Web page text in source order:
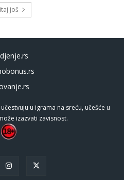
još
u igrama na sreću, učešće u
izazvati zavisnost.